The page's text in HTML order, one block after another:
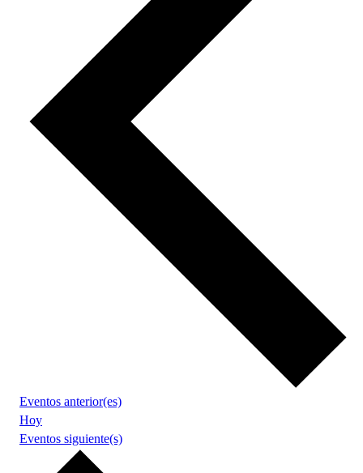
Eventos anterior(es)
Hoy
Eventos siguiente(s)